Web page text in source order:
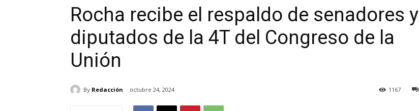
Rocha recibe el respaldo de senadores y
diputados de la 4T del Congreso de la
Unión
By Redacción octubre 24, 2024 1167